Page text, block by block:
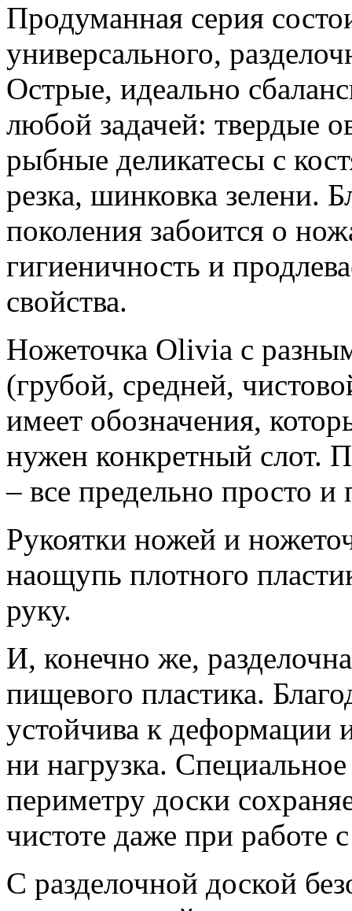
Продуманная серия
универсального,
Острые, идеально
любой задачей: твердые
рыбные деликатесы с
резка, шинковка зелени.
поколения забоится о
гигиеничность и
свойства.
Ножеточка Olivia с
(грубой, средней,
имеет обозначения,
нужен конкретный слот.
– все предельно просто и
Рукоятки ножей и
наощупь плотного
руку.
И, конечно же,
пищевого пластика.
устойчива к деформации
ни нагрузка.
периметру доски
чистоте даже при работе
С разделочной доской